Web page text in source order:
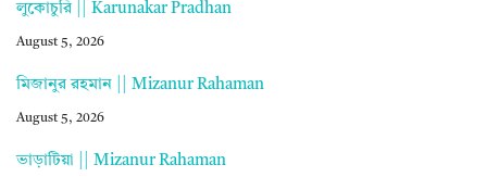
লুকোচুরি || Karunakar Pradhan
August 5, 2026
মিজানুর রহমান || Mizanur Rahaman
August 5, 2026
ভাড়াটিয়া || Mizanur Rahaman